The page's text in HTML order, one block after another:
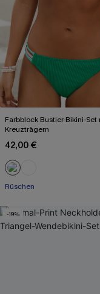
Farbblock Bustier-Bikini-Set
Kreuzträgern
42,00 €
Rüschen
-19%